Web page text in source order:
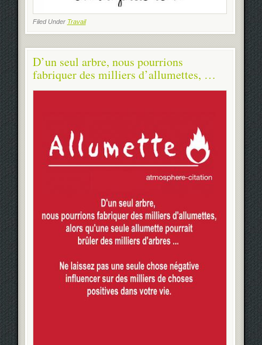
Filed Under Travail
D’un seul arbre, nous pourrions
fabriquer des milliers d’allumettes, …